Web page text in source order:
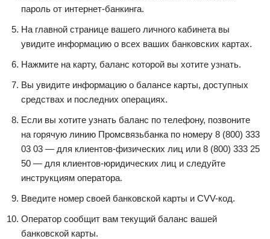
пароль от интернет-банкинга.
На главной странице вашего личного кабинета вы
увидите информацию о всех ваших банковских картах.
Нажмите на карту, баланс которой вы хотите узнать.
Вы увидите информацию о балансе карты, доступных
средствах и последних операциях.
Если вы хотите узнать баланс по телефону, позвоните
на горячую линию Промсвязьбанка по номеру 8 (800) 333
03 03 — для клиентов-физических лиц или 8 (800) 333 25
50 — для клиентов-юридических лиц и следуйте
инструкциям оператора.
Введите номер своей банковской карты и CVV-код.
Оператор сообщит вам текущий баланс вашей
банковской карты.